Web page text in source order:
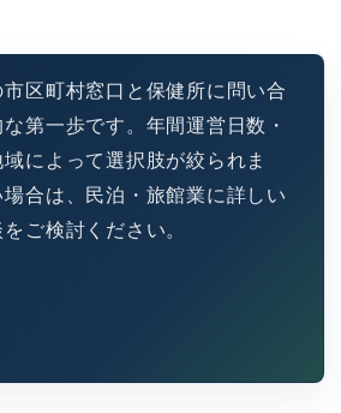
区町村窓口と保健所に問い合
第一歩です。年間運営日数・
によって選択肢が絞られま
合は、民泊・旅館業に詳しい
ご検討ください。